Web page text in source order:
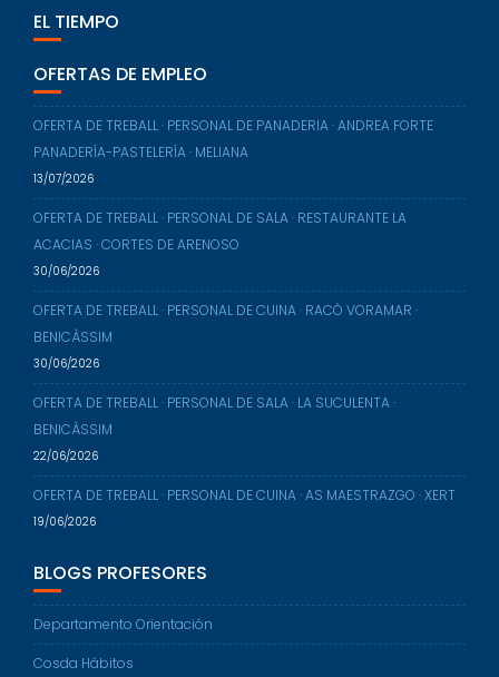
EL TIEMPO
OFERTAS DE EMPLEO
OFERTA DE TREBALL · PERSONAL DE PANADERIA · ANDREA FORTE
PANADERÍA-PASTELERÍA · MELIANA
13/07/2026
OFERTA DE TREBALL · PERSONAL DE SALA · RESTAURANTE LA
ACACIAS · CORTES DE ARENOSO
30/06/2026
OFERTA DE TREBALL · PERSONAL DE CUINA · RACÒ VORAMAR ·
BENICÀSSIM
30/06/2026
OFERTA DE TREBALL · PERSONAL DE SALA · LA SUCULENTA ·
BENICÀSSIM
22/06/2026
OFERTA DE TREBALL · PERSONAL DE CUINA · AS MAESTRAZGO · XERT
19/06/2026
BLOGS PROFESORES
Departamento Orientación
Cosda Hábitos